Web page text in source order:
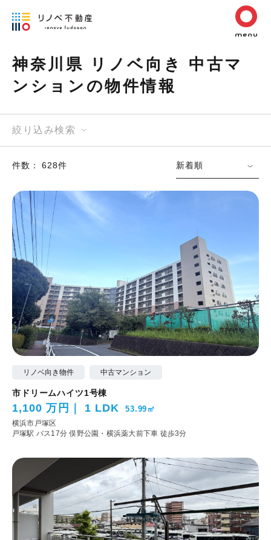
神奈川県 リノベ向き 中古マ
ンションの物件情報
絞り込み検索
件数： 628件 新着順
リノベ向き物件 中古マンション
市ドリームハイツ1号棟
1,100 万円 1 LDK 53.99㎡
横浜市戸塚区
戸塚駅 バス17分 俣野公園・横浜薬大前下車 徒歩3分